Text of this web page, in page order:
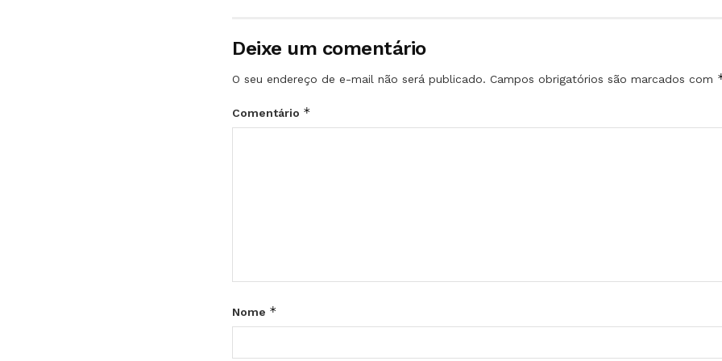
Deixe um comentário
O seu endereço de e-mail não será publicado. Campos obrigatórios são marcados com
Comentário *
Nome *